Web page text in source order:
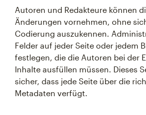
Autoren und Redakteure können
Änderungen vornehmen, ohne
Codierung auszukennen.
Felder auf jeder Seite oder jedem
festlegen, die die Autoren bei der
Inhalte ausfüllen müssen. Dieses
sicher, dass jede Seite über die
Metadaten verfügt.